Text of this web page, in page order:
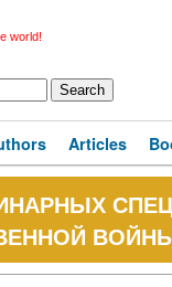
world!
Articles